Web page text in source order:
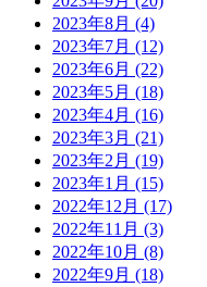
2023年8月 (4)
2023年7月 (12)
2023年6月 (22)
2023年5月 (18)
2023年4月 (16)
2023年3月 (21)
2023年2月 (19)
2023年1月 (15)
2022年12月 (17)
2022年11月 (3)
2022年10月 (8)
2022年9月 (18)